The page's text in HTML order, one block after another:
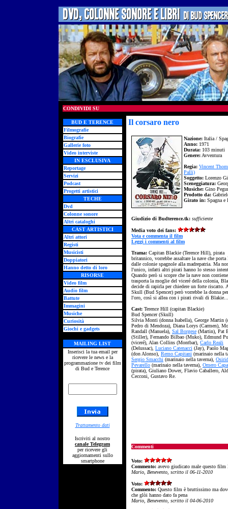
CONDIVIDI SU
BUD E TERENCE
Filmografie
Biografie
Gallerie foto
Video interviste
IN ESCLUSIVA
Reportage
Servizi
Podcast
Progetti artistici
TECHE
Dvd
Colonne sonore
Altri cataloghi
CAST ARTISTICI
Altri attori
Registi
Musicisti
Doppiatori
Hanno detto di loro
RISORSE
Video film
Audio film
Battute
Immagini
Musiche
Curiosità
Giochi e gadgets
MAILING LIST
Inserisci la tua email per
ricevere le news e la
programmazione tv dei film
di Bud e Terence
Trattamento dati
Iscriviti al nostro
canale Telegram
per ricevere gli
aggiornamenti sullo
smartphone
Il corsaro nero
Nazione: Italia /
Anno: 1971
Durata: 103 minuti
Genere: Avventura
Regia: Vincent
Palli)
Soggetto: Lorenzo
Sceneggiatura:
Musiche: Gino
Prodotto da:
Girato in: Spagna e
Giudizio di Budterence.tk: sufficiente
Media voto dei fans:
Vota e commenta il film
Leggi i commenti al film
Trama: Capitan Blackie (Terence Hill), pirata
britannico, vorrebbe assaltare la nave che porta
dalle colonie spagnole alla madrepatria. Ma
l'unico, infatti altri pirati hanno lo stesso
Quando però si scopre che la nave non
trasporta la moglie del viceré della colonia,
decide di rapirla per chiedere un forte riscatto.
Skull (Bud Spencer) però vorrebbe la donna
l'oro, così si allea con i pirati rivali di Blakie...
Cast: Terence Hill (capitan Blackie)
Bud Spencer (Skull)
Silvia Monti (donna Isabella), George Martin
Pedro di Mendoza), Diana Lorys (Carmen),
Randall (Manuela), Sal Borgese (Martin), Pat
(Stiller), Fernando Bilbao (Muko), Edmund
(viceré), Alan Collins (Montbar), Carlo Reali
(Delussac), Luciano Catenacci (Jay), Paolo
(don Alonso), Remo Capitani (marinaio nella
Sergio Smacchi (marinaio nella taverna),
Pevarello (marinaio nella taverna), Omero
(pirata), Giuliano Dower, Flavio Caballero,
Cecconi, Gustavo Re.
Commenti
Voto:
Commento: avevo giudicato male questo
Mario, Benevento, scritto il 06-11-2010
Voto:
Commento: Questo film è bruttissimo ma
che glòi hanno dato fa pena
Mario, Benevento, scritto il 04-06-2010